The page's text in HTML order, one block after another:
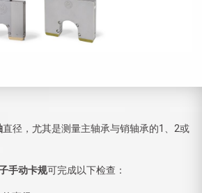
直径，尤其是测量主轴承与销轴承的1、2或
手动卡规可完成以下检查：